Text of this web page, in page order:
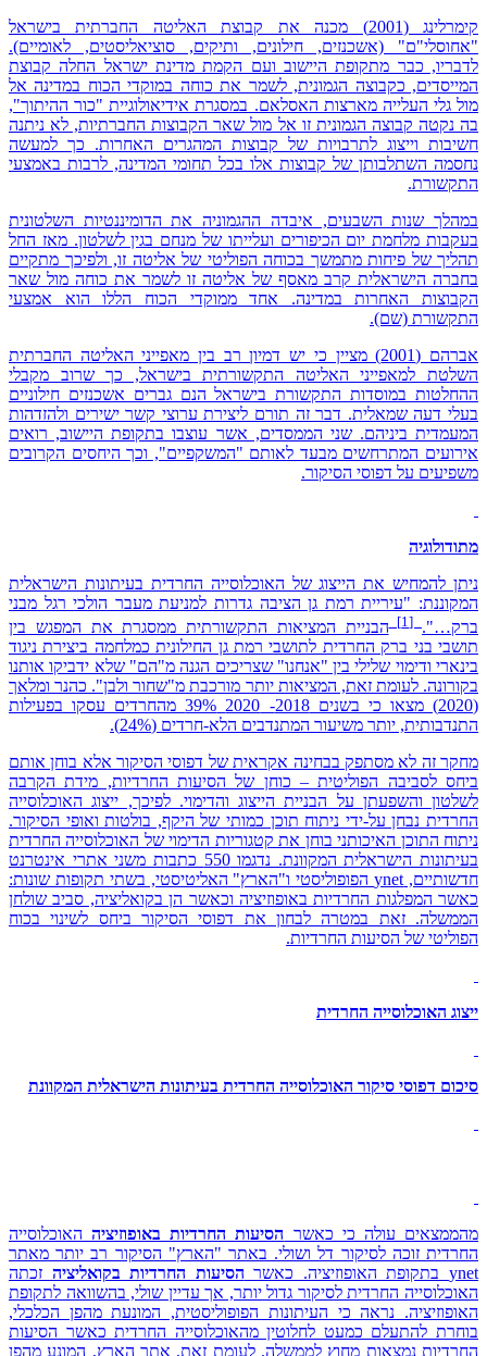
קימרלינג (2001) מכנה את קבוצת האליטה החברתית בישראל
"אחוסלי"ם" (אשכנזים, חילונים, ותיקים, סוציאליסטים, לאומיים).
לדבריו, כבר מתקופת היישוב ועם הקמת מדינת ישראל החלה קבוצת
המייסדים, כקבוצה הגמונית, לשמר את כוחה במוקדי הכוח במדינה אל
מול גלי העלייה מארצות האסלאם. במסגרת אידיאולוגיית "כור ההיתוך",
בה נקטה קבוצה הגמונית זו אל מול שאר הקבוצות החברתיות, לא ניתנה
חשיבות וייצוג לתרבויות של קבוצות המהגרים האחרות. כך למעשה
נחסמה השתלבותן של קבוצות אלו בכל תחומי המדינה, לרבות באמצעי
התקשורת.
במהלך שנות השבעים, איבדה ההגמוניה את הדומיננטיות השלטונית
בעקבות מלחמת יום הכיפורים ועלייתו של מנחם בגין לשלטון. מאז החל
תהליך של פיחות מתמשך בכוחה הפוליטי של אליטה זו, ולפיכך מתקיים
בחברה הישראלית קרב מאסף של אליטה זו לשמר את כוחה מול שאר
הקבוצות האחרות במדינה. אחד ממוקדי הכוח הללו הוא אמצעי
התקשורת (שם).
אברהם (2001) מציין כי יש דמיון רב בין מאפייני האליטה החברתית
השלטת למאפייני האליטה התקשורתית בישראל, כך שרוב מקבלי
ההחלטות במוסדות התקשורת בישראל הנם גברים אשכנזים חילוניים
בעלי דעה שמאלית. דבר זה תורם ליצירת ערוצי קשר ישירים ולהזדהות
המעמדית ביניהם. שני הממסדים, אשר עוצבו בתקופת היישוב, רואים
אירועים המתרחשים מבעד לאותם "המשקפיים", וכך היחסים הקרובים
משפיעים על דפוסי הסיקור.
מתודולוגיה
ניתן להמחיש את הייצוג של האוכלוסייה החרדית בעיתונות הישראלית
המקוננת: "עיריית רמת גן הציבה גדרות למניעת מעבר הולכי רגל מבני
ברק…". [1]
הבניית המציאות התקשורתית ממסגרת את המפגש בין
תושבי בני ברק החרדית לתושבי רמת גן החילונית כמלחמה ביצירת ניגוד
בינארי ודימוי שלילי בין "אנחנו" שצריכים הגנה מ"הם" שלא ידביקו אותנו
בקורונה. לעומת זאת, המציאות יותר מורכבת מ"שחור ולבן". כהנר ומלאך
(2020) מצאו כי בשנים 2018- 2020 39% מהחרדים עסקו בפעילות
התנדבותית, יותר משיעור המתנדבים הלא-חרדים (24%).
מחקר זה לא מסתפק בבחינה אקראית של דפוסי הסיקור אלא בוחן אותם
ביחס לסביבה הפוליטית – כוחן של הסיעות החרדיות, מידת הקרבה
לשלטון והשפעתן על הבניית הייצוג והדימוי. לפיכך, ייצוג האוכלוסייה
החרדית נבחן על-ידי ניתוח תוכן כמותי של היקף, בולטות ואופי הסיקור.
ניתוח התוכן האיכותני בוחן את קטגוריות הדימוי של האוכלוסייה החרדית
בעיתונות הישראלית המקוונת. נדגמו 550 כתבות משני אתרי אינטרנט
חדשותיים, ynet הפופוליסטי ו"הארץ" האליטיסטי, בשתי תקופות שונות:
כאשר המפלגות החרדיות באופוזיציה וכאשר הן בקואליציה, סביב שולחן
הממשלה. זאת במטרה לבחון את דפוסי הסיקור ביחס לשינוי בכוח
הפוליטי של הסיעות החרדיות.
ייצוג האוכלוסייה החרדית
סיכום דפוסי סיקור האוכלוסייה החרדית בעיתונות הישראלית המקוונת
מהממצאים עולה כי כאשר הסיעות החרדיות באופוזיציה האוכלוסייה
החרדית זוכה לסיקור דל ושולי. באתר "הארץ" הסיקור רב יותר מאתר
ynet בתקופת האופוזיציה. כאשר
הסיעות החרדיות בקואליציה זכתה
האוכלוסייה החרדית לסיקור גדול יותר, אך עדיין שולי, בהשוואה לתקופת
האופוזיציה. נראה כי העיתונות הפופוליסטית, המונעת מהפן הכלכלי,
בוחרת להתעלם כמעט לחלוטין מהאוכלוסייה החרדית כאשר הסיעות
החרדיות נמצאות מחוץ לממשלה. לעומת זאת, אתר הארץ, המונע מהפן